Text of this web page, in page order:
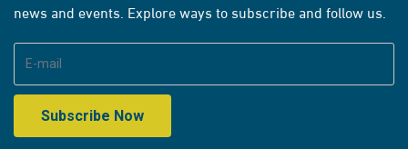
news and events. Explore ways to subscribe and follow us.